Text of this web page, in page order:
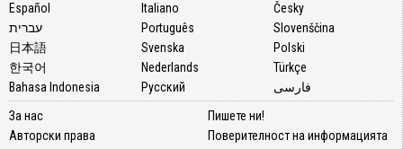
Español
עברית
日本語
한국어
Bahasa Indonesia
Italiano
Português
Svenska
Nederlands
Русский
Česky
Slovenščina
Polski
Türkçe
فارسی
За нас
Авторски права
Пишете ни!
Поверителност на информацията